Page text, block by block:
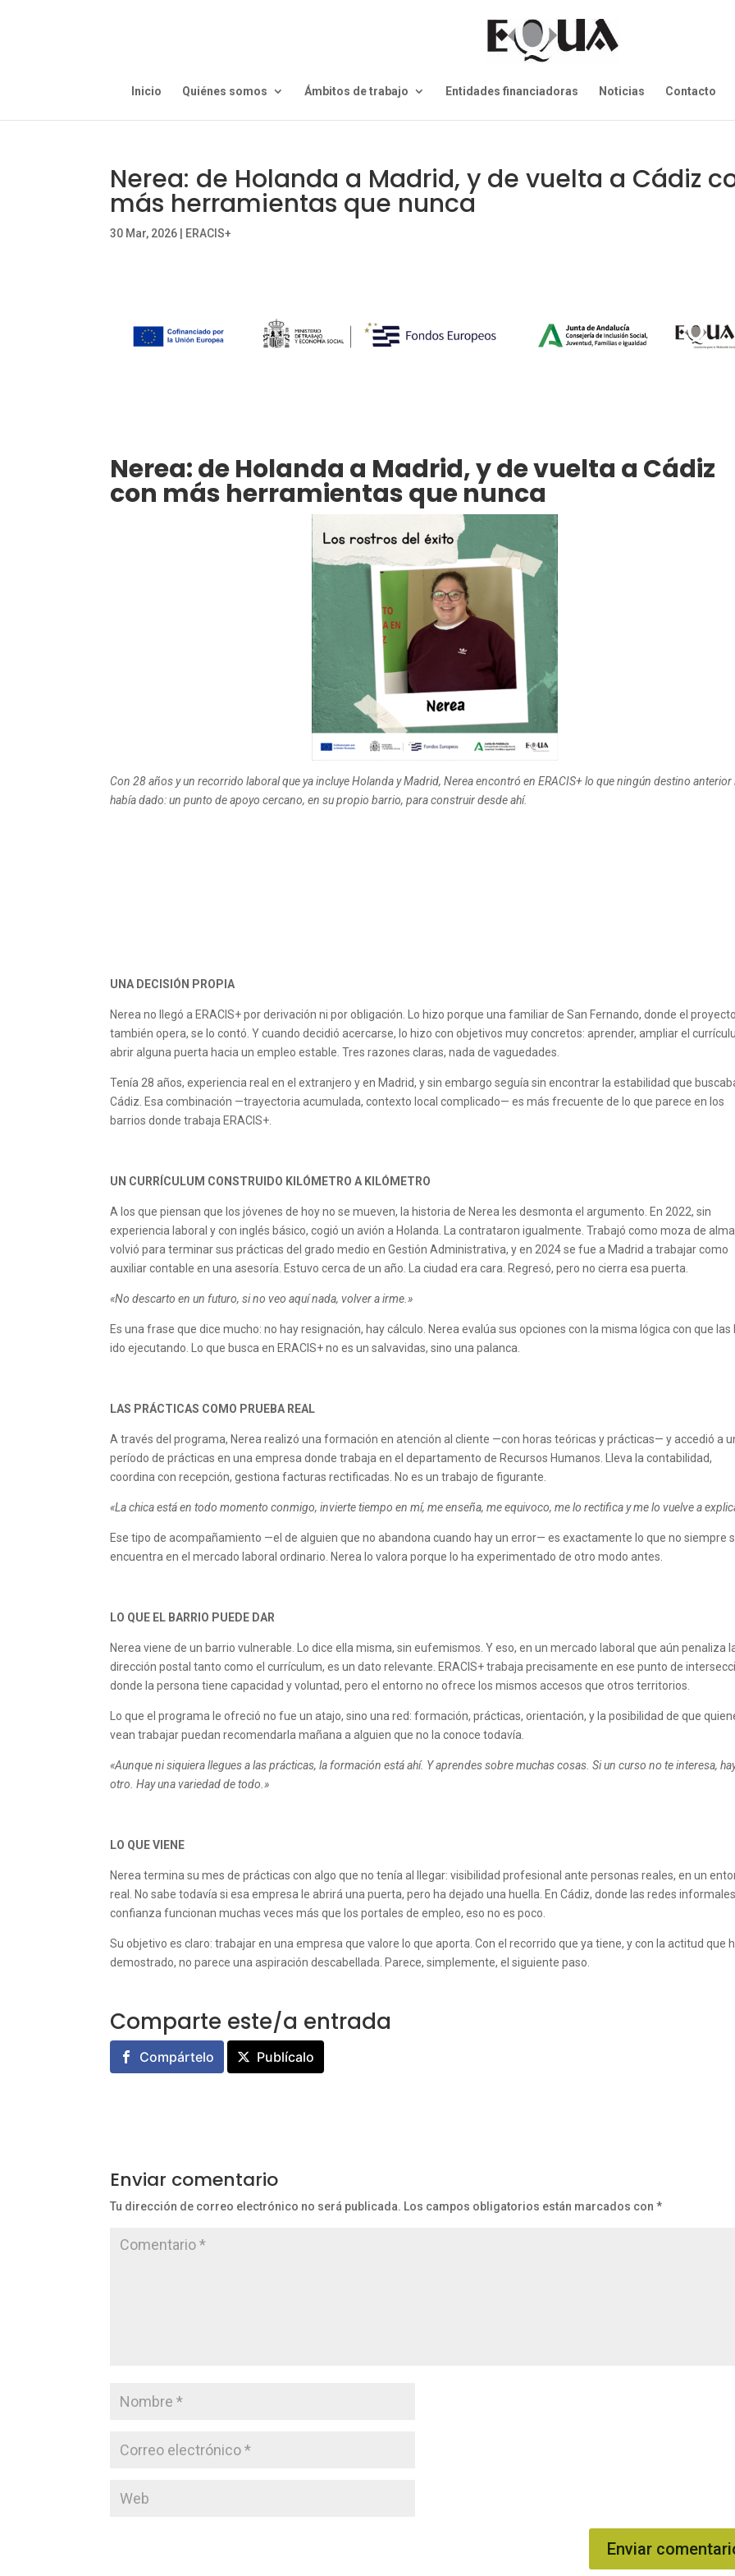
Inicio Quiénes somos Ámbitos de trabajo Entidades financiadoras Noticias Contacto
Nerea: de Holanda a Madrid, y de vuelta a Cádiz
más herramientas que nunca
30 Mar, 2026 ERACIS+
Nerea: de Holanda a Madrid, y de vuelta a Cádiz
con más herramientas que nunca
Con 28 años y un recorrido laboral que ya incluye Holanda y Madrid, Nerea encontró en ERACIS+ lo que ningún destino anterior
había dado: un punto de apoyo cercano, en su propio barrio, para construir desde ahí.
UNA DECISIÓN PROPIA
Nerea no llegó a ERACIS+ por derivación ni por obligación. Lo hizo porque una familiar de San Fernando, donde el proyecto
también opera, se lo contó. Y cuando decidió acercarse, lo hizo con objetivos muy concretos: aprender, ampliar el
abrir alguna puerta hacia un empleo estable. Tres razones claras, nada de vaguedades.
Tenía 28 años, experiencia real en el extranjero y en Madrid, y sin embargo seguía sin encontrar la estabilidad que
Cádiz. Esa combinación —trayectoria acumulada, contexto local complicado— es más frecuente de lo que parece en los
barrios donde trabaja ERACIS+.
UN CURRÍCULUM CONSTRUIDO KILÓMETRO A KILÓMETRO
A los que piensan que los jóvenes de hoy no se mueven, la historia de Nerea les desmonta el argumento. En 2022, sin
experiencia laboral y con inglés básico, cogió un avión a Holanda. La contrataron igualmente. Trabajó como moza de
volvió para terminar sus prácticas del grado medio en Gestión Administrativa, y en 2024 se fue a Madrid a trabajar como
auxiliar contable en una asesoría. Estuvo cerca de un año. La ciudad era cara. Regresó, pero no cierra esa puerta.
«No descarto en un futuro, si no veo aquí nada, volver a irme.»
Es una frase que dice mucho: no hay resignación, hay cálculo. Nerea evalúa sus opciones con la misma lógica con que las
ido ejecutando. Lo que busca en ERACIS+ no es un salvavidas, sino una palanca.
LAS PRÁCTICAS COMO PRUEBA REAL
A través del programa, Nerea realizó una formación en atención al cliente —con horas teóricas y prácticas— y accedió a
período de prácticas en una empresa donde trabaja en el departamento de Recursos Humanos. Lleva la contabilidad,
coordina con recepción, gestiona facturas rectificadas. No es un trabajo de figurante.
«La chica está en todo momento conmigo, invierte tiempo en mí, me enseña, me equivoco, me lo rectifica y me lo vuelve a
Ese tipo de acompañamiento —el de alguien que no abandona cuando hay un error— es exactamente lo que no siempre
encuentra en el mercado laboral ordinario. Nerea lo valora porque lo ha experimentado de otro modo antes.
LO QUE EL BARRIO PUEDE DAR
Nerea viene de un barrio vulnerable. Lo dice ella misma, sin eufemismos. Y eso, en un mercado laboral que aún penaliza
dirección postal tanto como el currículum, es un dato relevante. ERACIS+ trabaja precisamente en ese punto de
donde la persona tiene capacidad y voluntad, pero el entorno no ofrece los mismos accesos que otros territorios.
Lo que el programa le ofreció no fue un atajo, sino una red: formación, prácticas, orientación, y la posibilidad de que
vean trabajar puedan recomendarla mañana a alguien que no la conoce todavía.
«Aunque ni siquiera llegues a las prácticas, la formación está ahí. Y aprendes sobre muchas cosas. Si un curso no te interesa,
otro. Hay una variedad de todo.»
LO QUE VIENE
Nerea termina su mes de prácticas con algo que no tenía al llegar: visibilidad profesional ante personas reales, en un
real. No sabe todavía si esa empresa le abrirá una puerta, pero ha dejado una huella. En Cádiz, donde las redes
confianza funcionan muchas veces más que los portales de empleo, eso no es poco.
Su objetivo es claro: trabajar en una empresa que valore lo que aporta. Con el recorrido que ya tiene, y con la actitud que
demostrado, no parece una aspiración descabellada. Parece, simplemente, el siguiente paso.
Comparte este/a entrada
Compártelo Publícalo
Enviar comentario
Tu dirección de correo electrónico no será publicada. Los campos obligatorios están marcados con*